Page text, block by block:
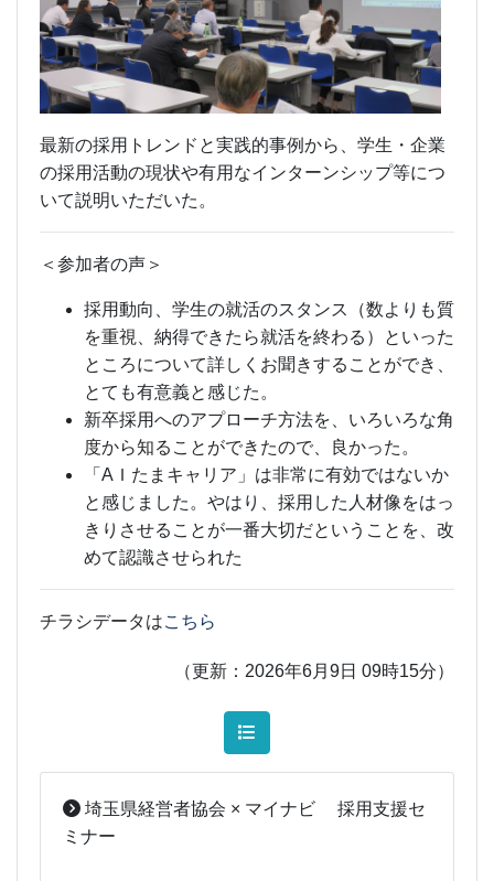
最新の採用トレンドと実践的事例から、学生・企業
の採用活動の現状や有用なインターンシップ等につ
いて説明いただいた。
＜参加者の声＞
採用動向、学生の就活のスタンス（数よりも質
を重視、納得できたら就活を終わる）といった
ところについて詳しくお聞きすることができ、
とても有意義と感じた。
新卒採用へのアプローチ方法を、いろいろな角
度から知ることができたので、良かった。
「AＩたまキャリア」は非常に有効ではないか
と感じました。やはり、採用した人材像をはっ
きりさせることが一番大切だということを、改
めて認識させられた
チラシデータはこちら
（更新：2026年6月9日 09時15分）
埼玉県経営者協会 × マイナビ 採用支援セ
ミナー